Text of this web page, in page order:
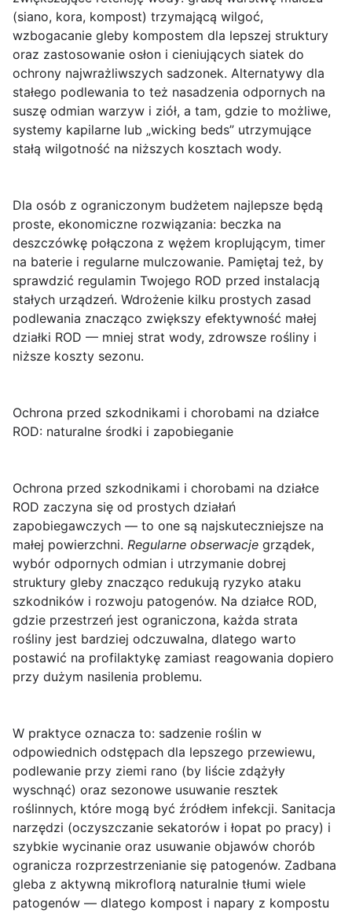
(siano, kora, kompost) trzymającą wilgoć,
wzbogacanie gleby kompostem dla lepszej struktury
oraz zastosowanie osłon i cieniujących siatek do
ochrony najwrażliwszych sadzonek. Alternatywy dla
stałego podlewania to też nasadzenia odpornych na
suszę odmian warzyw i ziół, a tam, gdzie to możliwe,
systemy kapilarne lub „wicking beds” utrzymujące
stałą wilgotność na niższych kosztach wody.
Dla osób z ograniczonym budżetem najlepsze będą
proste, ekonomiczne rozwiązania: beczka na
deszczówkę połączona z wężem kroplującym, timer
na baterie i regularne mulczowanie. Pamiętaj też, by
sprawdzić regulamin Twojego ROD przed instalacją
stałych urządzeń. Wdrożenie kilku prostych zasad
podlewania znacząco zwiększy efektywność małej
działki ROD — mniej strat wody, zdrowsze rośliny i
niższe koszty sezonu.
Ochrona przed szkodnikami i chorobami na działce
ROD: naturalne środki i zapobieganie
Ochrona przed szkodnikami i chorobami na działce
ROD zaczyna się od prostych działań
zapobiegawczych — to one są najskuteczniejsze na
małej powierzchni. Regularne obserwacje grządek,
wybór odpornych odmian i utrzymanie dobrej
struktury gleby znacząco redukują ryzyko ataku
szkodników i rozwoju patogenów. Na działce ROD,
gdzie przestrzeń jest ograniczona, każda strata
rośliny jest bardziej odczuwalna, dlatego warto
postawić na profilaktykę zamiast reagowania dopiero
przy dużym nasilenia problemu.
W praktyce oznacza to: sadzenie roślin w
odpowiednich odstępach dla lepszego przewiewu,
podlewanie przy ziemi rano (by liście zdążyły
wyschnąć) oraz sezonowe usuwanie resztek
roślinnych, które mogą być źródłem infekcji. Sanitacja
narzędzi (oczyszczanie sekatorów i łopat po pracy) i
szybkie wycinanie oraz usuwanie objawów chorób
ogranicza rozprzestrzenianie się patogenów. Zadbana
gleba z aktywną mikroflorą naturalnie tłumi wiele
patogenów — dlatego kompost i napary z kompostu